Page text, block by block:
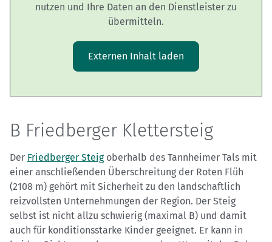
nutzen und Ihre Daten an den Dienstleister zu
übermitteln.
Externen Inhalt laden
B Friedberger Klettersteig
Der Friedberger Steigoberhalb des Tannheimer Tals mit
einer anschließenden Überschreitung der Roten Flüh
(2108 m) gehört mit Sicherheit zu den landschaftlich
reizvollsten Unternehmungen der Region. Der Steig
selbst ist nicht allzu schwierig (maximal B) und damit
auch für konditionsstarke Kinder geeignet. Er kann in